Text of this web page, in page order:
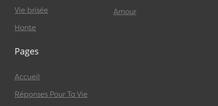
Vie brisée
Honte
Amour
Pages
Accueil
Réponses Pour Ta Vie